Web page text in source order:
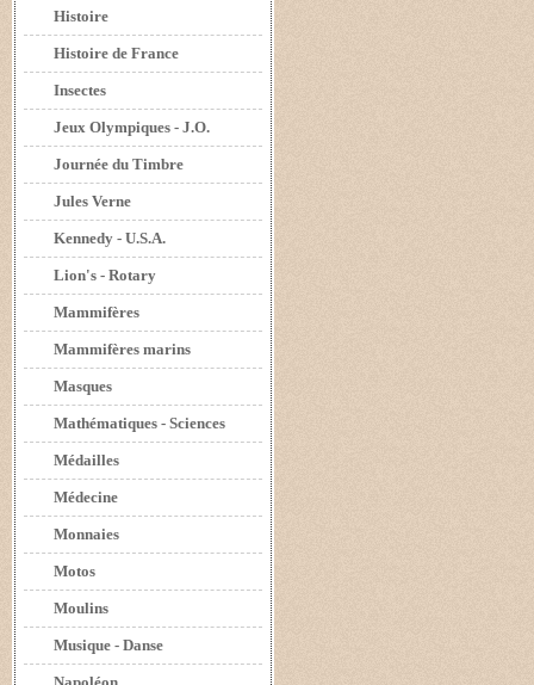
Histoire
Histoire de France
Insectes
Jeux Olympiques - J.O.
Journée du Timbre
Jules Verne
Kennedy - U.S.A.
Lion's - Rotary
Mammifères
Mammifères marins
Masques
Mathématiques - Sciences
Médailles
Médecine
Monnaies
Motos
Moulins
Musique - Danse